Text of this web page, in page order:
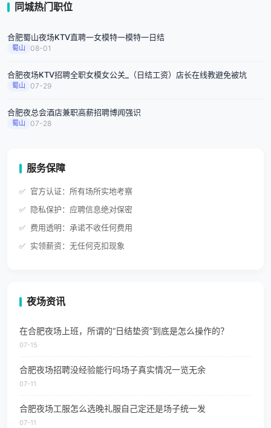
同城热门职位
合肥蜀山夜场KTV直聘一女模特一模特一日结
蜀山 08-01
合肥夜场KTV招聘全职女模女公关_（日结工资）店长在线教避免被坑
蜀山 07-29
合肥夜总会酒店兼职高薪招聘博闻强识
蜀山 07-28
服务保障
官方认证：所有场所实地考察
隐私保护：应聘信息绝对保密
费用透明：承诺不收任何费用
实领薪资：无任何克扣现象
夜场资讯
在合肥夜场上班，所谓的“日结垫资”到底是怎么操作的？
07-15
合肥夜场招聘没经验能行吗场子真实情况一览无余
07-11
合肥夜场工服怎么选晚礼服自己定还是场子统一发
07-11